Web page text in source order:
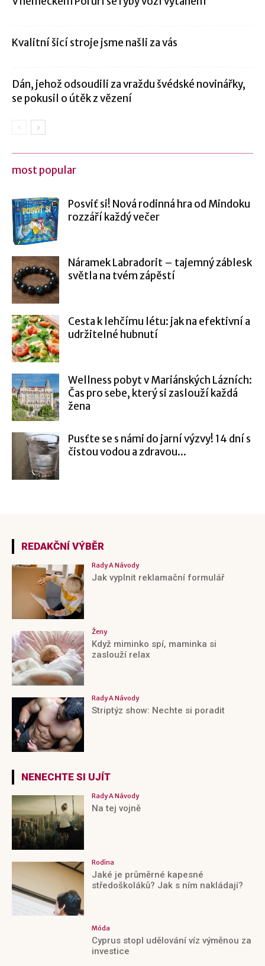
Kvalitní šicí stroje jsme našli za vás
Dán, jehož odsoudili za vraždu švédské novinářky,
se pokusil o útěk z vězení
most popular
Posviť si! Nová rodinná hra od Mindoku
rozzáří každý večer
Náramek Labradorit – tajemný záblesk
světla na tvém zápěstí
Cesta k lehčímu létu: jak na efektivní a
udržitelné hubnutí
Wellness pobyt v Mariánských Lázních:
Čas pro sebe, který si zaslouží každá
žena
Pusťte se s námi do jarní výzvy! 14 dní s
čistou vodou a zdravou...
REDAKČNÍ VÝBĚR
Rady A Návody
Jak vyplnit reklamační formulář
Ženy
Když miminko spí, maminka si
zaslouží relax
Rady A Návody
Striptýz show: Nechte si poradit
NENECHTE SI UJÍT
Rady A Návody
Na tej vojně
Rodina
Jaké je průměrné kapesné
středoškoláků? Jak s ním nakládají?
Móda
Cyprus stopl udělování víz výměnou za
investice